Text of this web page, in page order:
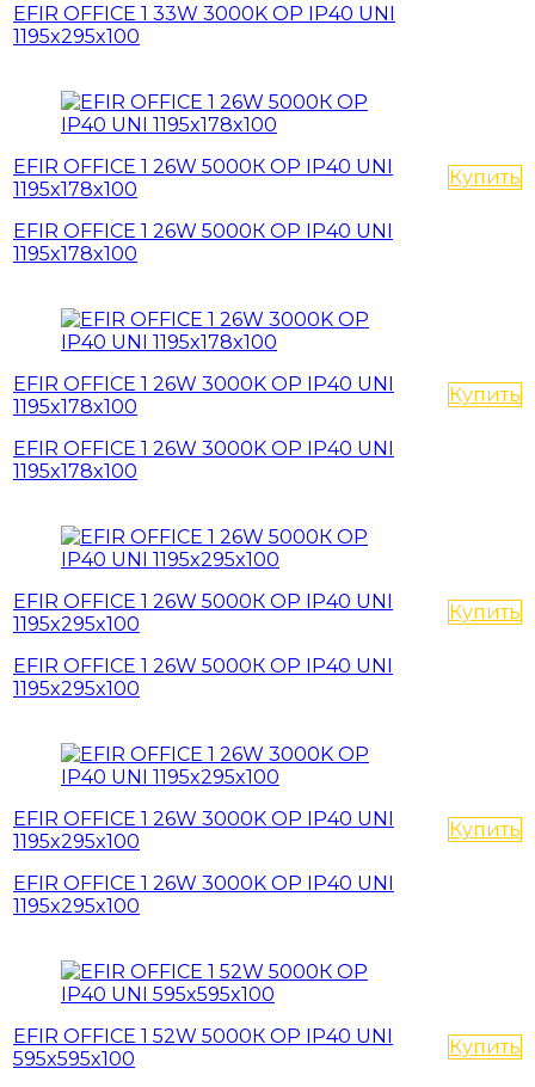
EFIR OFFICE 1 33W 3000K OP IP40 UNI
1195x295x100
EFIR OFFICE 1 26W 5000К OP IP40 UNI
1195x178x100
EFIR OFFICE 1 26W 5000К OP IP40 UNI
1195x178x100
Купить
EFIR OFFICE 1 26W 3000K OP IP40 UNI
1195x178x100
EFIR OFFICE 1 26W 3000K OP IP40 UNI
1195x178x100
Купить
EFIR OFFICE 1 26W 5000К OP IP40 UNI
1195x295x100
EFIR OFFICE 1 26W 5000К OP IP40 UNI
1195x295x100
Купить
EFIR OFFICE 1 26W 3000K OP IP40 UNI
1195x295x100
EFIR OFFICE 1 26W 3000K OP IP40 UNI
1195x295x100
Купить
EFIR OFFICE 1 52W 5000К OP IP40 UNI
595x595x100
Купить